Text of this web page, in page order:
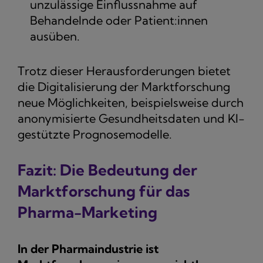
unzulässige Einflussnahme auf
Behandelnde oder Patient:innen
ausüben.
Trotz dieser Herausforderungen bietet
die Digitalisierung der Marktforschung
neue Möglichkeiten, beispielsweise durch
anonymisierte Gesundheitsdaten und KI-
gestützte Prognosemodelle.
Fazit: Die Bedeutung der
Marktforschung für das
Pharma-Marketing
In der Pharmaindustrie ist